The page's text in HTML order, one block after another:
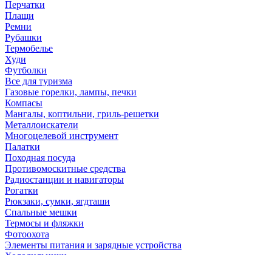
Перчатки
Плащи
Ремни
Рубашки
Термобелье
Худи
Футболки
Все для туризма
Газовые горелки, лампы, печки
Компасы
Мангалы, коптильни, гриль-решетки
Металлоискатели
Многоцелевой инструмент
Палатки
Походная посуда
Противомоскитные средства
Радиостанции и навигаторы
Рогатки
Рюкзаки, сумки, ягдташи
Спальные мешки
Термосы и фляжки
Фотоохота
Элементы питания и зарядные устройства